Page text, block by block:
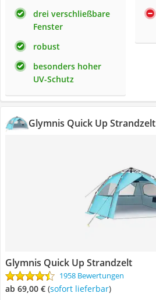
drei verschließbare
Fenster
robust
besonders hoher
UV-Schutz
Glymnis Quick Up Strandzelt
Glymnis Quick Up Strandzelt
1958 Bewertungen
ab 69,00 € ( Sofort lieferbar)